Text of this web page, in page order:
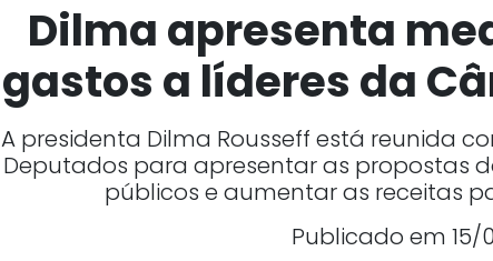
Dilma apresenta
gastos a líderes da
A presidenta Dilma Rousseff está reunida
Deputados para apresentar as propostas
públicos e aumentar as receitas
Publicado em 15/